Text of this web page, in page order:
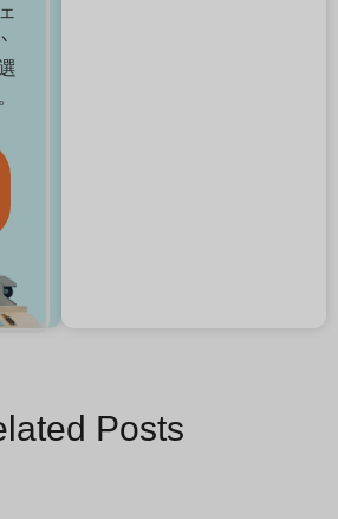
Posts